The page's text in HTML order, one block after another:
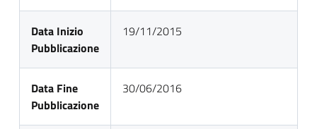
Data Inizio
Pubblicazione
19/11/2015
Data Fine
Pubblicazione
30/06/2016